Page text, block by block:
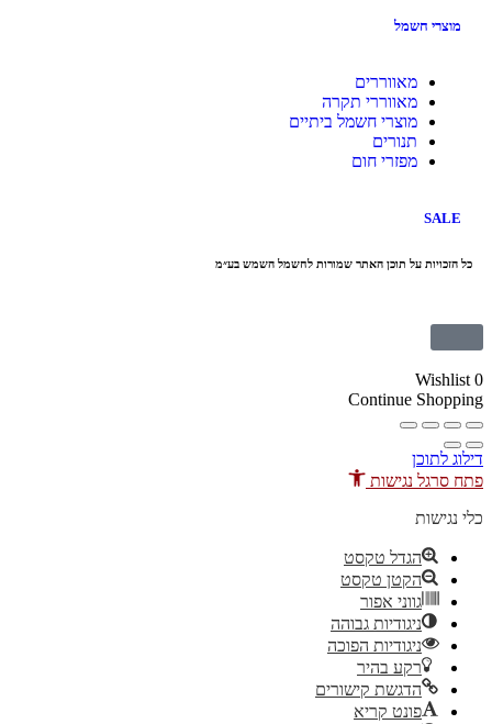
חשמל
מאווררים
מאווררי תקרה
מוצרי חשמל ביתיים
תנורים
מפזרי חום
על תוכן האתר שמורות לחשמל השמש בע״מ
Continue
נגישות
הגדל טקסט
הקטן טקסט
גווני אפור
ניגודיות גבוהה
ניגודיות הפוכה
רקע בהיר
הדגשת קישורים
פונט קריא